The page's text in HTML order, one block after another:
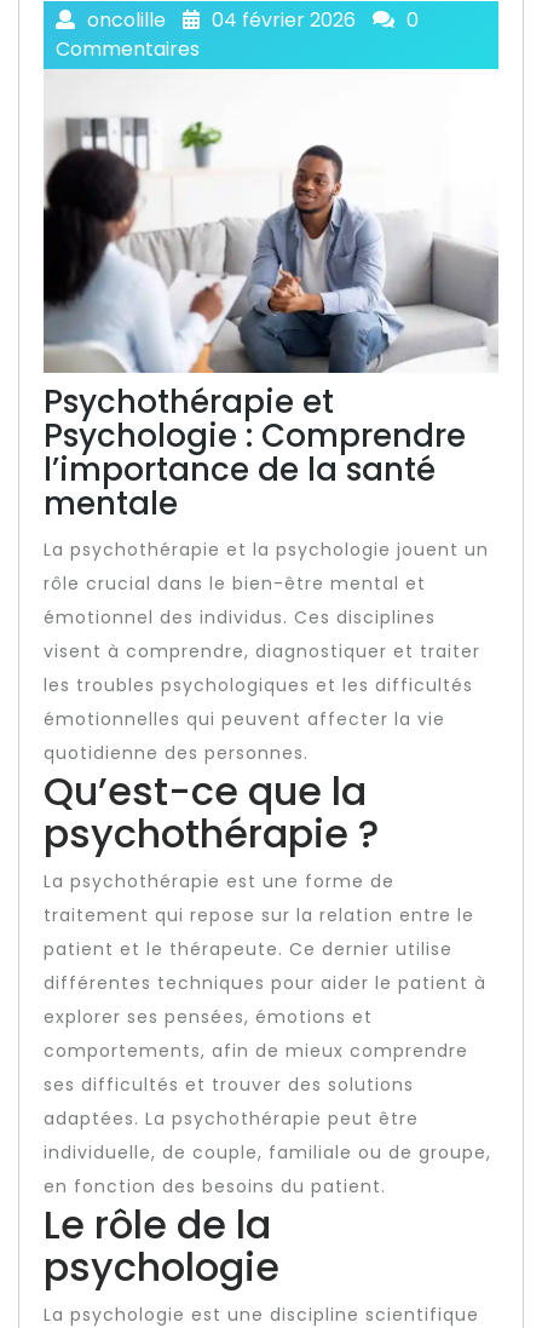
oncolille 04 février 2026
0
Commentaires
Psychothérapie et
Psychologie : Comprendre
l’importance de la santé
mentale
La psychothérapie et la psychologie jouent un
rôle crucial dans le bien-être mental et
émotionnel des individus. Ces disciplines
visent à comprendre, diagnostiquer et traiter
les troubles psychologiques et les difficultés
émotionnelles qui peuvent affecter la vie
quotidienne des personnes.
Qu’est-ce que la
psychothérapie ?
La psychothérapie est une forme de
traitement qui repose sur la relation entre le
patient et le thérapeute. Ce dernier utilise
différentes techniques pour aider le patient à
explorer ses pensées, émotions et
comportements, afin de mieux comprendre
ses difficultés et trouver des solutions
adaptées. La psychothérapie peut être
individuelle, de couple, familiale ou de groupe,
en fonction des besoins du patient.
Le rôle de la
psychologie
La psychologie est une discipline scientifique